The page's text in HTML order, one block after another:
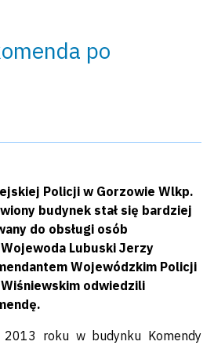
po
Policji w Gorzowie Wlkp.
budynek stał się bardziej
do obsługi osób
Lubuski Jerzy
Wojewódzkim Policji
odwiedzili
2013 roku w budynku Komendy